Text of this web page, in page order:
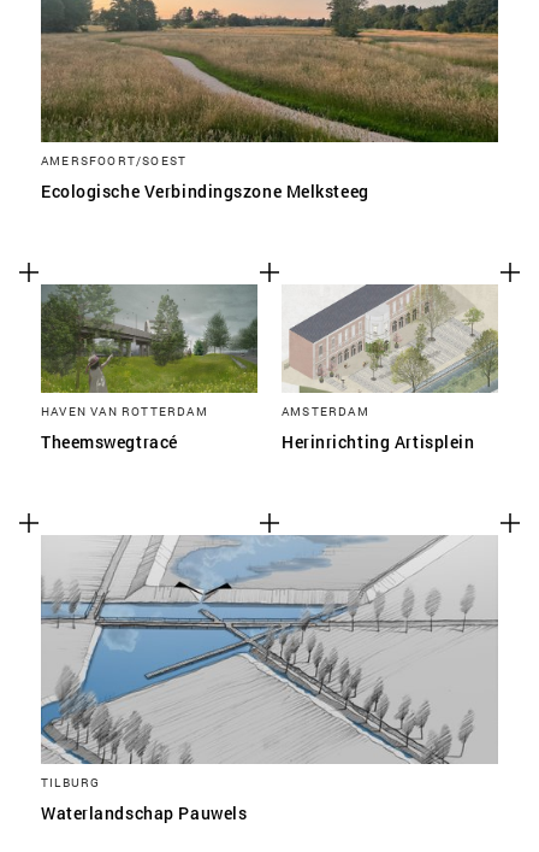
AMERSFOORT/SOEST
Ecologische Verbindingszone Melksteeg
HAVEN VAN ROTTERDAM
Theemswegtracé
AMSTERDAM
Herinrichting Artisplein
TILBURG
Waterlandschap Pauwels